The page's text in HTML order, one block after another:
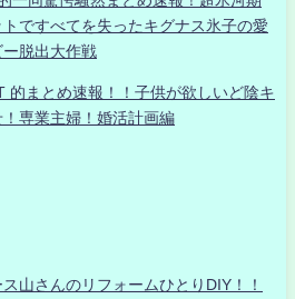
ですべてを失ったキグナス氷子の愛
脱出大作戦
的まとめ速報！！子供が欲しいど陰キ
専業主婦！婚活計画編
山さんのリフォームひとりDIY！！